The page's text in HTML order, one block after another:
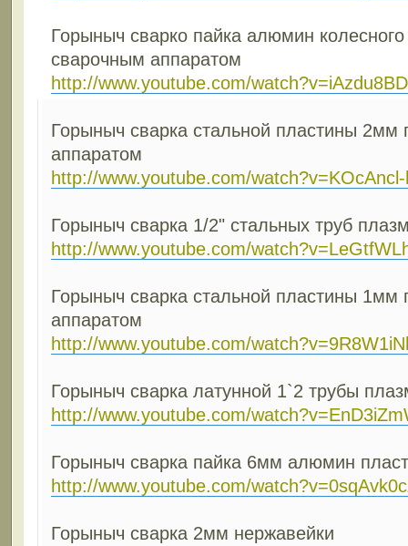
Горыныч сварко пайка алюмин
сварочным аппаратом
http://www.youtube.com/
Горыныч сварка стальной пластины
аппаратом
http://www.youtube.com/
Горыныч сварка 1/2" стальных труб
http://www.youtube.com/
Горыныч сварка стальной пластины
аппаратом
http://www.youtube.com/
Горыныч сварка латунной 1`2 трубы
http://www.youtube.com/
Горыныч сварка пайка 6мм алюмин
http://www.youtube.com/
Горыныч сварка 2мм нержавейки